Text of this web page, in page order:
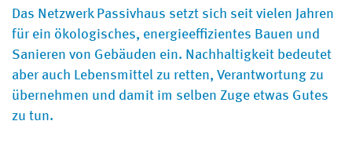
Das Netzwerk Passivhaus setzt sich seit vielen Jahren
für ein ökologisches, energieeffizientes Bauen und
Sanieren von Gebäuden ein. Nachhaltigkeit bedeutet
aber auch Lebensmittel zu retten, Verantwortung zu
übernehmen und damit im selben Zuge etwas Gutes
zu tun.